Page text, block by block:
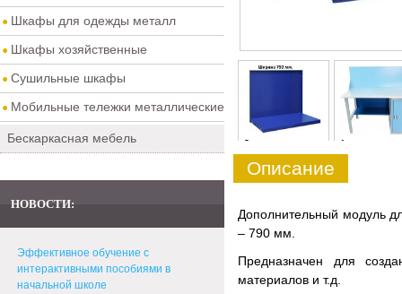
Шкафы для одежды металл
Шкафы хозяйственные
Сушильные шкафы
Мобильные тележки металлические
Бескаркасная мебель
НОВОСТИ:
Эффективное обучение с
интерактивными пособиями в
начальной школе
0 1
Описание
Дополнительный модуль
– 790 мм.
Предназначен для
материалов и т.д.